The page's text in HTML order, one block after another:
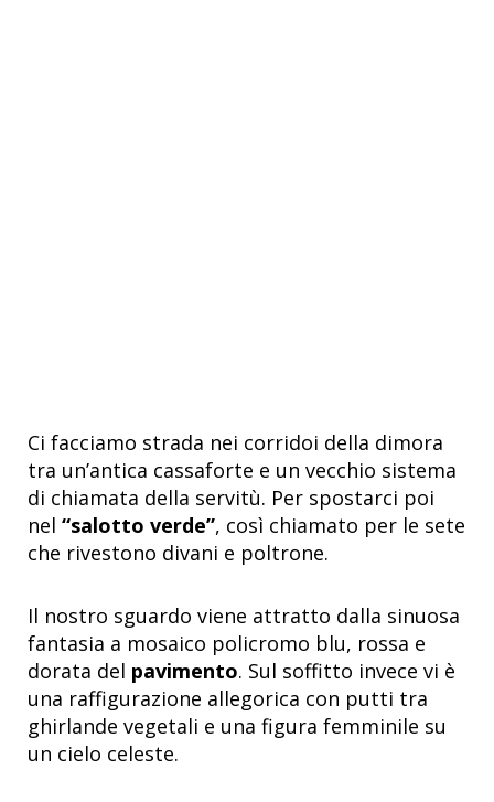
Ci facciamo strada nei corridoi della dimora
tra un’antica cassaforte e un vecchio sistema
di chiamata della servitù. Per spostarci poi
nel “salotto verde”, così chiamato per le sete
che rivestono divani e poltrone.
Il nostro sguardo viene attratto dalla sinuosa
fantasia a mosaico policromo blu, rossa e
dorata del pavimento. Sul soffitto invece vi è
una raffigurazione allegorica con putti tra
ghirlande vegetali e una figura femminile su
un cielo celeste.